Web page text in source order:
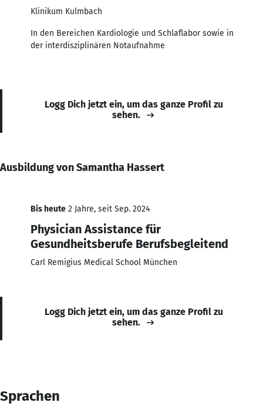
Klinikum Kulmbach
In den Bereichen Kardiologie und Schlaflabor sowie in
der interdisziplinären Notaufnahme
Logg Dich jetzt ein, um das ganze Profil zu
sehen.
Ausbildung von Samantha Hassert
Bis heute 2 Jahre, seit Sep. 2024
Physician Assistance für
Gesundheitsberufe Berufsbegleitend
Carl Remigius Medical School München
Logg Dich jetzt ein, um das ganze Profil zu
sehen.
Sprachen